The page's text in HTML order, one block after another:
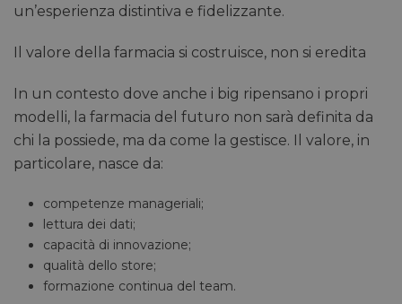
un’esperienza distintiva e fidelizzante.
Il valore della farmacia si costruisce, non si eredita
In un contesto dove anche i big ripensano i propri
modelli, la farmacia del futuro non sarà definita da
chi la possiede, ma da come la gestisce. Il valore, in
particolare, nasce da:
competenze manageriali;
lettura dei dati;
capacità di innovazione;
qualità dello store;
formazione continua del team.